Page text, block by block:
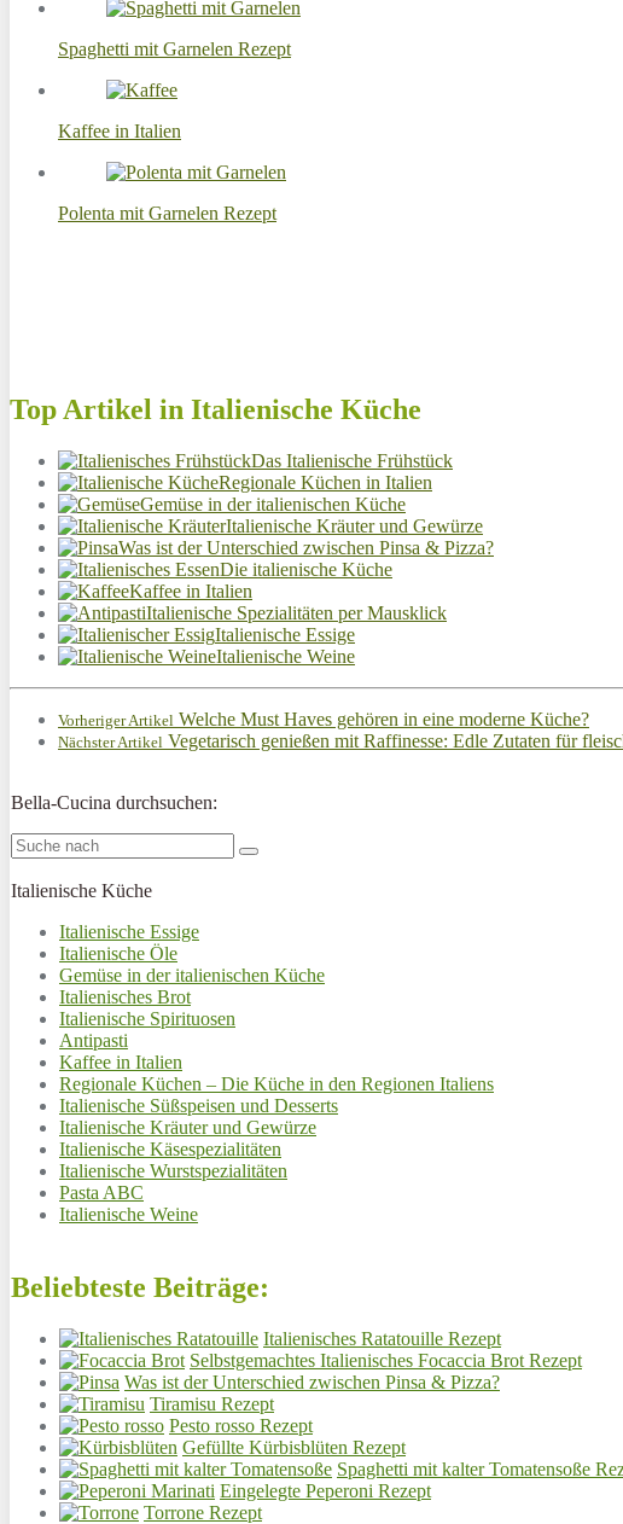
Spaghetti mit Garnelen Rezept
Kaffee in Italien
Polenta mit Garnelen Rezept
Top Artikel in Italienische Küche
Das Italienische Frühstück
Regionale Küchen in Italien
Gemüse in der italienischen Küche
Italienische Kräuter und Gewürze
Was ist der Unterschied zwischen Pinsa & Pizza?
Die italienische Küche
Kaffee in Italien
Italienische Spezialitäten per Mausklick
Italienische Essige
Italienische Weine
Vorheriger Artikel Welche Must Haves gehören in eine moderne Küche?
Nächster Artikel Vegetarisch genießen mit Raffinesse: Edle Zutaten für
Bella-Cucina durchsuchen:
Italienische Küche
Italienische Essige
Italienische Öle
Gemüse in der italienischen Küche
Italienisches Brot
Italienische Spirituosen
Antipasti
Kaffee in Italien
Regionale Küchen – Die Küche in den Regionen Italiens
Italienische Süßspeisen und Desserts
Italienische Kräuter und Gewürze
Italienische Käsespezialitäten
Italienische Wurstspezialitäten
Pasta ABC
Italienische Weine
Beliebteste Beiträge:
Italienisches Ratatouille Rezept
Selbstgemachtes Italienisches Focaccia Brot Rezept
Was ist der Unterschied zwischen Pinsa & Pizza?
Tiramisu Rezept
Pesto rosso Rezept
Gefüllte Kürbisblüten Rezept
Spaghetti mit kalter Tomatensoße
Eingelegte Peperoni Rezept
Torrone Rezept